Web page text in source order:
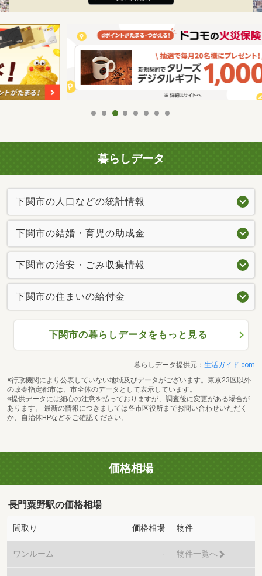
暮らしデータ
下関市の人口などの統計情報
下関市の結婚・育児の助成金
下関市の治安・ごみ収集情報
下関市の住まいの給付金
下関市の暮らしデータをもっと見る
暮らしデータ提供元： 生活ガイド.com
※行政機関により公表していない地域及びデータがございます。東京23区以外
の政令指定都市は、市全体のデータとして表示しています。
※提供データには細心の注意を払っておりますが、調査後に変更がある場合が
あります。 最新の情報につきましては各市区役所までお問い合わせいただく
か、自治体HPなどをご確認ください。
価格相場
長門粟野駅の価格相場
間取り 価格相場 物件
ワンルーム - 物件一覧へ